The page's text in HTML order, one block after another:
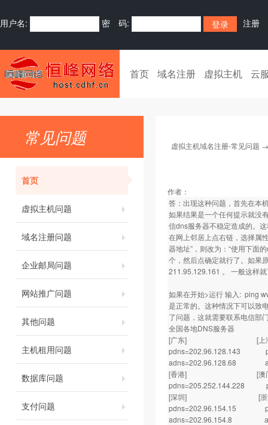
用户名: 密 码: 注册
首页 域名注册 虚拟主机 云
常见问题
首页
虚拟主机问题
域名注册问题
企业邮局问题
网站推广问题
其他问题
主机租用问题
数据库问题
支付问题
虚拟主机域名注册-常见问题
作者：
答：出现这种问题，首先在本
如果结果是一个任何提示就没
信dns服务器不稳定造成的。
在网上邻居上点右链，选择属
器地址”，则改为：“使用下面
个，然后点确定就行了。如果
211.95.129.161 。 一般这样
如果在开始>运行 输入: ping
是正常的。这种情况下可以致
了问题，这就需要联系电信部
全国各地DNS服务器
[广东] [上
pdns=202.96.128.143
adns=202.96.128.68
[香港] [澳
pdns=205.252.144.228
[深圳] [浙
pdns=202.96.154.15
adns=202.96.154.8